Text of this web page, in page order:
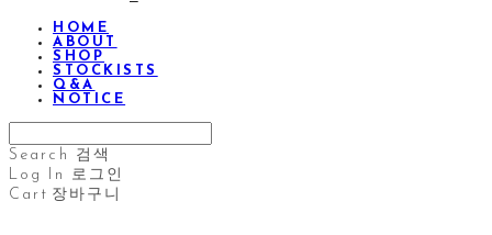
HOME
ABOUT
SHOP
STOCKISTS
Q&A
NOTICE
Search
검색
Log In
로그인
Cart 장바구니